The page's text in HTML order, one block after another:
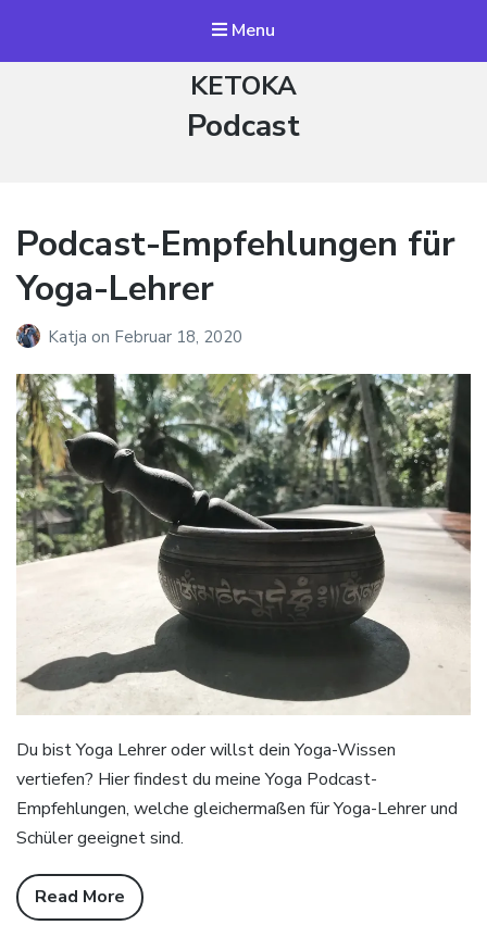
Menu
KETOKA
Kategorie:
Podcast
Podcast-Empfehlungen für
Yoga-Lehrer
Katja on Februar 18, 2020
Du bist Yoga Lehrer oder willst dein Yoga-Wissen
vertiefen? Hier findest du meine Yoga Podcast-
Empfehlungen, welche gleichermaßen für Yoga-Lehrer und
Schüler geeignet sind.
Read More